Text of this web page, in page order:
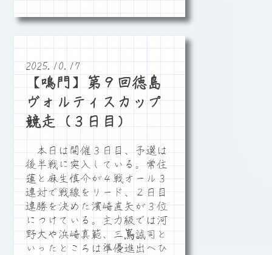
2025.10.17
【鳴門】第９回徳島
ヴォルティスカップ
競走（３日目）
本日は開催３日目、予選は
後半戦に突入している。常住
蓮と麻生慎介が４戦オール３
連対で戦線をリード、２日目
連勝を決めた濱崎直矢が３位
につけている。主力級では河
野大や浜崎真範、三嶌誠司と
いったところは準優進出へひ